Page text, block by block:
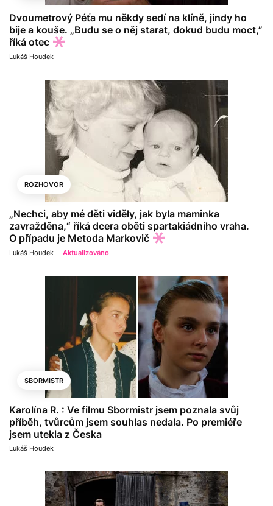
Dvoumetrový Péťa mu někdy sedí na klíně, jindy ho
bije a kouše. „Budu se o něj starat, dokud budu moct,”
říká otec
Lukáš Houdek
ROZHOVOR
„Nechci, aby mé děti viděly, jak byla maminka
zavražděna,“ říká dcera oběti spartakiádního vraha.
O případu je Metoda Markovič
Lukáš Houdek Aktualizováno
SBORMISTR
Karolína R. : Ve filmu Sbormistr jsem poznala svůj
příběh, tvůrcům jsem souhlas nedala. Po premiéře
jsem utekla z Česka
Lukáš Houdek